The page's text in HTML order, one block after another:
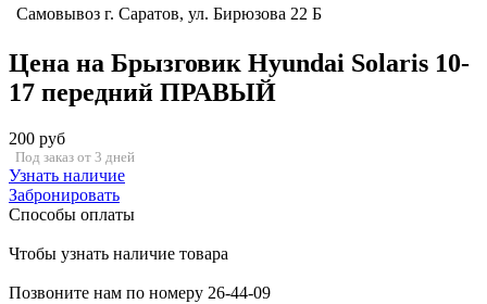
Самовывоз г. Саратов, ул. Бирюзова 22 Б
Цена на Брызговик Hyundai Solaris 10-
17 передний ПРАВЫЙ
200 руб
Под заказ от 3 дней
Узнать наличие
Забронировать
Способы оплаты
Чтобы узнать наличие товара
Позвоните нам по номеру 26-44-09